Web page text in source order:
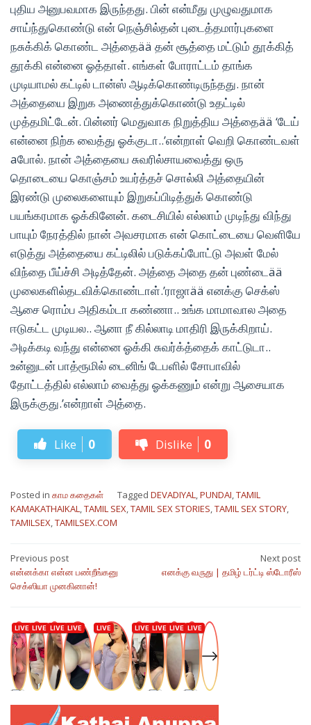
புதிய அனுபவமாக இருந்தது. பின் என்மீது முழுவதுமாக
சாய்ந்துகொண்டு என் நெஞ்சில்தன் புடைத்தமார்புகளை
நசுக்கிக் கொண்ட அத்தைää தன் சூத்தை மட்டும் தூக்கித்
தூக்கி என்னை ஓத்தாள். எங்கள் போராட்டம் தாங்க
முடியாமல் கட்டில் டான்ஸ் ஆடிக்கொண்டிருந்தது. நான்
அத்தையை இறுக அணைத்துக்கொண்டு உதட்டில்
முத்தமிட்டேன். பின்னர் மெதுவாக நிறுத்திய அத்தைää ‘டேய்
என்னை நிற்க வைத்து ஓக்குடா..’என்றாள் வெறி கொண்டவள்
aபோல். நான் அத்தையை சுவரில்சாயவைத்து ஒரு
தொடையை கொஞ்சம் உயர்த்தச் சொல்லி அத்தையின்
இரண்டு முலைகளையும் இறுகப்பிடித்துக் கொண்டு
பயங்கரமாக ஓக்கினேன். கடைசியில் எல்லாம் முடிந்து விந்து
பாயும் நேரத்தில் நான் அவசரமாக என் கொட்டையை வெளியே
எடுத்து அத்தையை கட்டிலில் படுக்கப்போட்டு அவள் மேல்
விந்தை பீய்ச்சி அடித்தேன். அத்தை அதை தன் புண்டைää
முலைகளில்தடவிக்கொண்டாள்.’ராஜாää எனக்கு செக்ஸ்
ஆசை ரொம்ப அதிகம்டா கண்ணா.. உங்க மாமாவால அதை
ஈடுகட்ட முடியல.. ஆனா நீ கில்லாடி மாதிரி இருக்கிறாய்.
அடிக்கடி வந்து என்னை ஓக்கி சுவர்க்த்தைக் காட்டுடா..
உன்னுடன் பாத்ரூமில் டைனிங் டேபளில் சோபாவில்
தோட்டத்தில் எல்லாம் வைத்து ஓக்கணும் என்று ஆசையாக
இருக்குது.’என்றாள் அத்தை.
Like 0 Dislike 0
Posted in காம கதைகள் Tagged DEVADIYAL,PUNDAI,TAMIL
KAMAKATHAIKAL,TAMIL SEX,TAMIL SEX STORIES,TAMIL SEX STORY,
TAMILSEX,TAMILSEX.COM
Post
navigation
Previous post
என்னக்கா என்ன பண்றீங்கனு
செக்ஸியா முனகினான்!
Next post
எனக்கு வருது | தமிழ் டர்ட்டி ஸ்டோரீஸ்